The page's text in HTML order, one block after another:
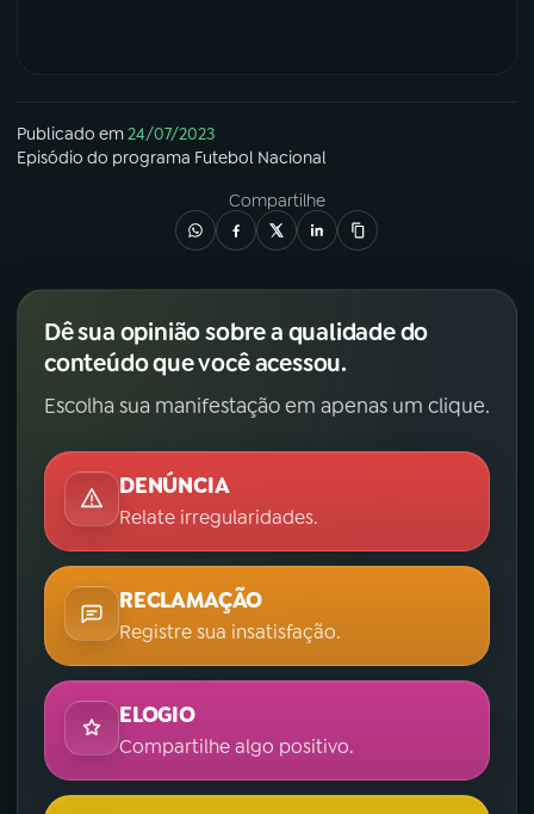
Publicado em24/07/2023
Episódio do programa Futebol Nacional
Compartilhe
Dê sua opinião sobre a qualidade do
conteúdo que você acessou.
Escolha sua manifestação em apenas um clique.
DENÚNCIA
Relate irregularidades.
RECLAMAÇÃO
Registre sua insatisfação.
ELOGIO
Compartilhe algo positivo.